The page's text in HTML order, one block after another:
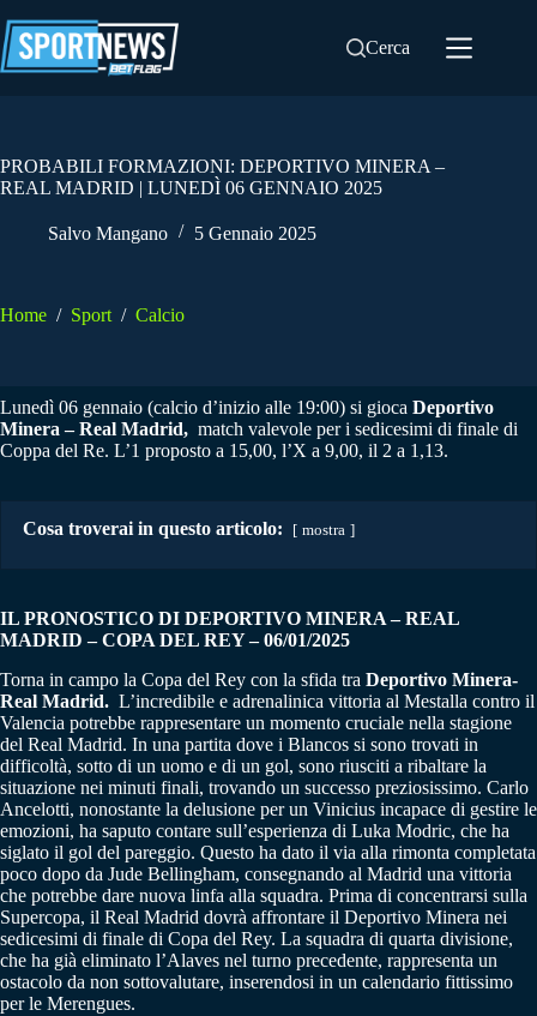
al
contenuto
Cerca
PROBABILI FORMAZIONI: DEPORTIVO MINERA –
REAL MADRID | LUNEDÌ 06 GENNAIO 2025
Salvo Mangano 5 Gennaio 2025
Home / Sport / Calcio
Lunedì 06 gennaio (calcio d’inizio alle 19:00) si gioca Deportivo
Minera – Real Madrid, match valevole per i sedicesimi di finale di
Coppa del Re. L’1 proposto a 15,00, l’X a 9,00, il 2 a 1,13.
Cosa troverai in questo articolo: mostra
IL PRONOSTICO DI DEPORTIVO MINERA – REAL
MADRID – COPA DEL REY – 06/01/2025
Torna in campo la Copa del Rey con la sfida tra Deportivo Minera-
Real Madrid. L’incredibile e adrenalinica vittoria al Mestalla contro il
Valencia potrebbe rappresentare un momento cruciale nella stagione
del Real Madrid. In una partita dove i Blancos si sono trovati in
difficoltà, sotto di un uomo e di un gol, sono riusciti a ribaltare la
situazione nei minuti finali, trovando un successo preziosissimo. Carlo
Ancelotti, nonostante la delusione per un Vinicius incapace di gestire le
emozioni, ha saputo contare sull’esperienza di Luka Modric, che ha
siglato il gol del pareggio. Questo ha dato il via alla rimonta completata
poco dopo da Jude Bellingham, consegnando al Madrid una vittoria
che potrebbe dare nuova linfa alla squadra. Prima di concentrarsi sulla
Supercopa, il Real Madrid dovrà affrontare il Deportivo Minera nei
sedicesimi di finale di Copa del Rey. La squadra di quarta divisione,
che ha già eliminato l’Alaves nel turno precedente, rappresenta un
ostacolo da non sottovalutare, inserendosi in un calendario fittissimo
per le Merengues.